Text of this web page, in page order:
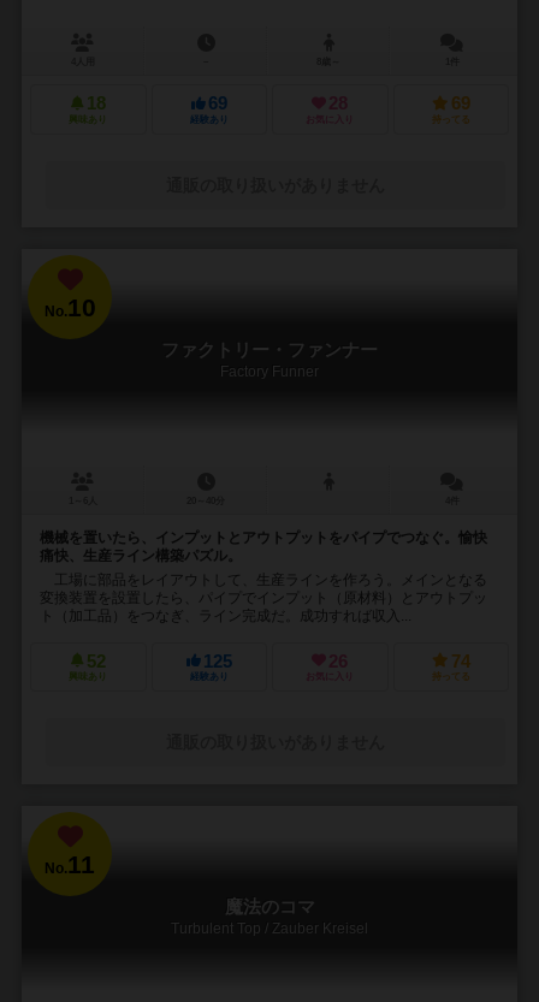
18
興味あり
69
経験あり
28
お気に入り
69
持ってる
No. 10
ファクトリー・ファンナー
Factory Funner
機械を置いたら、インプットとアウトプットをパイプでつなぐ。愉快
痛快、生産ライン構築パズル。
工場に部品をレイアウトして、生産ラインを作ろう。メインとなる
変換装置を設置したら、パイプでインプット（原材料）とアウトプッ
ト（加工品）をつなぎ、ライン完成だ。成功すれば収入...
52
興味あり
125
経験あり
26
お気に入り
74
持ってる
No.11
魔法のコマ
Turbulent Top / Zauber Kreisel